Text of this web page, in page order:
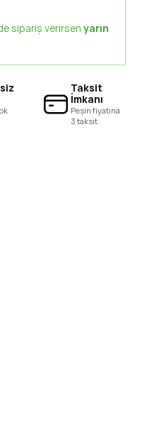
sipariş verirsen yarın
Taksit
İmkanı
Peşin fiyatına
3 taksit.